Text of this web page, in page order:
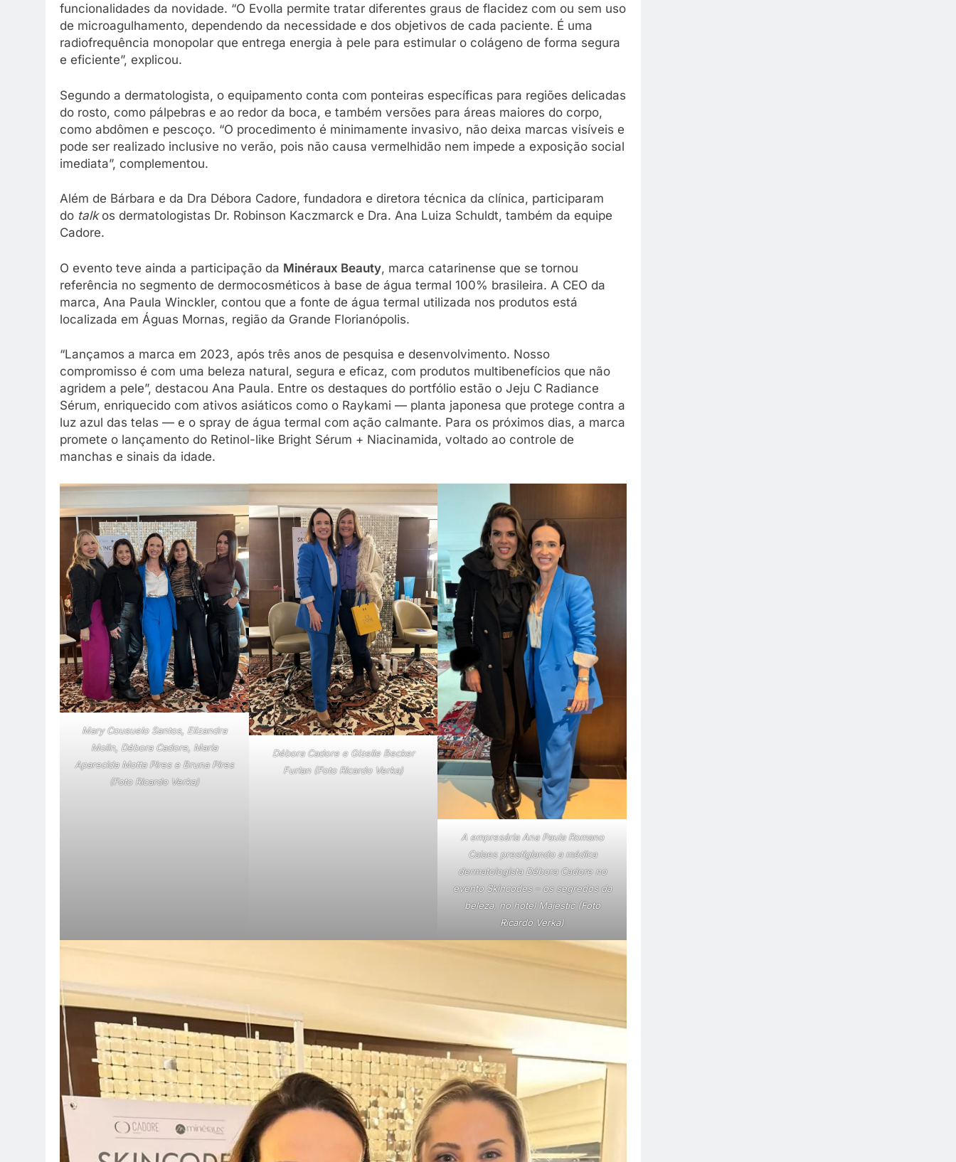
funcionalidades da novidade. “O Evolla permite tratar diferentes graus de flacidez com ou sem uso
de microagulhamento, dependendo da necessidade e dos objetivos de cada paciente. É uma
radiofrequência monopolar que entrega energia à pele para estimular o colágeno de forma segura
e eficiente”, explicou.
Segundo a dermatologista, o equipamento conta com ponteiras específicas para regiões delicadas
do rosto, como pálpebras e ao redor da boca, e também versões para áreas maiores do corpo,
como abdômen e pescoço. “O procedimento é minimamente invasivo, não deixa marcas visíveis e
pode ser realizado inclusive no verão, pois não causa vermelhidão nem impede a exposição social
imediata”, complementou.
Além de Bárbara e da Dra Débora Cadore, fundadora e diretora técnica da clínica, participaram
do talkos dermatologistas Dr. Robinson Kaczmarck e Dra. Ana Luiza Schuldt, também da equipe
Cadore.
O evento teve ainda a participação da Minéraux Beauty, marca catarinense que se tornou
referência no segmento de dermocosméticos à base de água termal 100% brasileira. A CEO da
marca, Ana Paula Winckler, contou que a fonte de água termal utilizada nos produtos está
localizada em Águas Mornas, região da Grande Florianópolis.
“Lançamos a marca em 2023, após três anos de pesquisa e desenvolvimento. Nosso
compromisso é com uma beleza natural, segura e eficaz, com produtos multibenefícios que não
agridem a pele”, destacou Ana Paula. Entre os destaques do portfólio estão o Jeju C Radiance
Sérum, enriquecido com ativos asiáticos como o Raykami — planta japonesa que protege contra a
luz azul das telas — e o spray de água termal com ação calmante. Para os próximos dias, a marca
promete o lançamento do Retinol-like Bright Sérum + Niacinamida, voltado ao controle de
manchas e sinais da idade.
Mary Cousuelo Santos, Elizandra
Molin, Débora Cadore, Maria
Aparecida Motta Pires e Bruna Pires
(Foto Ricardo Verka)
Débora Cadore e Gizelle Becker
Furlan (Foto Ricardo Verka)
A empresária Ana Paula Romano
Calaes prestigiando a médica
dermatologista Débora Cadore no
evento Skincodes – os segredos da
beleza, no hotel Majestic (Foto
Ricardo Verka)